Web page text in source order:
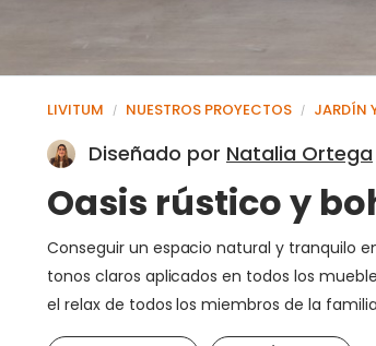
LIVITUM / NUESTROS PROYECTOS / JARDÍN
Diseñado por Natalia Ortega
Oasis rústico y
Conseguir un espacio natural y tranquilo
tonos claros aplicados en todos los
el relax de todos los miembros de la